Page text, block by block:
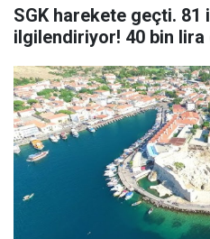
SGK harekete geçti. 81
ilgilendiriyor! 40